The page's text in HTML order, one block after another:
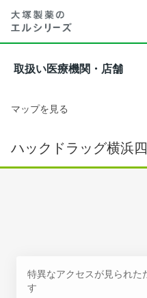
取扱い医療機関・店舗
マップを見る
ハックドラッグ横浜
特異なアクセスが見られた
す